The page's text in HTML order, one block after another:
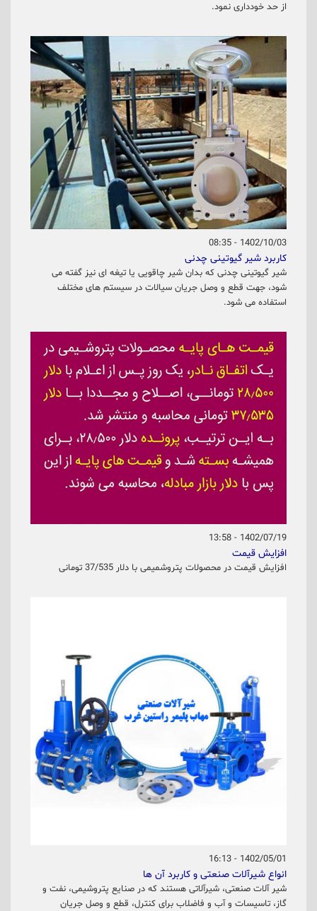
از حد خودداری نمود.
1402/10/03 - 08:35
کاربرد شیر گیوتینی چدنی
شیر گیوتینی چدنی که بدان شیر چاقویی یا تیغه ای نیز گفته می
شود، جهت قطع و وصل جریان سیالات در سیستم های مختلف
استفاده می شود.
1402/07/19 - 13:58
افزایش قیمت
افزایش قیمت در محصولات پتروشمیمی با دلار 37/535 تومانی
1402/05/01 - 16:13
انواع شیرآلات صنعتی و کاربرد آن ها
شیر آلات صنعتی، شیرآلاتی هستند که در صنایع پتروشیمی، نفت و
گاز، تاسیسات و آب و فاضلاب برای کنترل، قطع و وصل جریان